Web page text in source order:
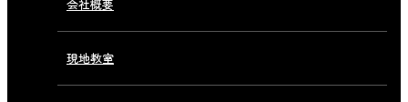
会社概要
現地教室